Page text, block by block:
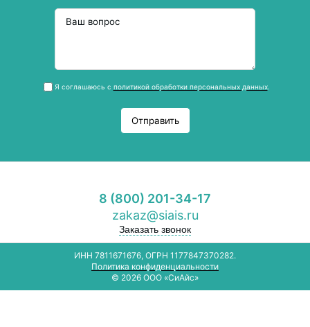
Я соглашаюсь с политикой обработки персональных данных.
Отправить
8 (800) 201-34-17
zakaz@siais.ru
Заказать звонок
ИНН 7811671676, ОГРН 1177847370282.
Политика конфиденциальности
© 2026 ООО «СиАйс»